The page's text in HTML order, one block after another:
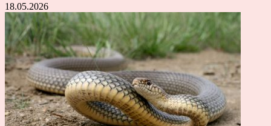
18.05.2026